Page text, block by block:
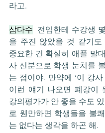
라고.
삼다수
전임한테 수강생
을 주진 않았을 것 같기도
중요한 건 확실히 애플 말
사 신분으로 학생 눈치를
는 점이야. 만약에 ‘이 강사
이런 얘기 나오면 폐강이
강의평가가 안 좋을 수도
로 웬만하면 학생들을 불
는 없다는 생각을 하곤 해.